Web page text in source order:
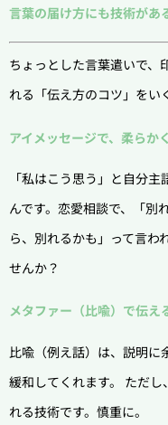
言葉の届け方にも技術があ
ちょっとした言葉遣いで、
れる「伝え方のコツ」をい
アイメッセージで、柔らか
「私はこう思う」と自分
んです。恋愛相談で、「別
ら、別れるかも」って言わ
せんか？
メタファー（比喩）で伝え
比喩（例え話）は、説明に
緩和してくれます。 ただ
れる技術です。慎重に。